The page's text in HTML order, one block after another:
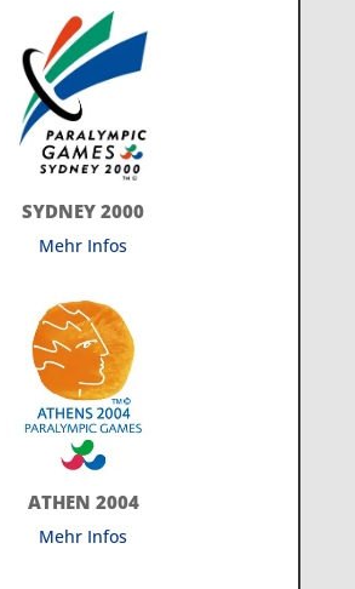
SYDNEY 2000
Mehr Infos
ATHEN 2004
Mehr Infos